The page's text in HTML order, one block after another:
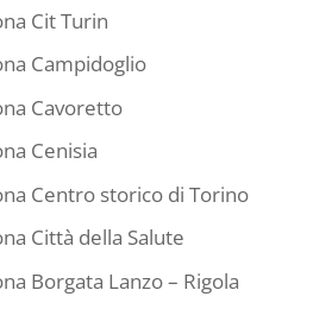
Cit Turin
Campidoglio
Cavoretto
Cenisia
Centro storico di Torino
Città della Salute
Borgata Lanzo – Rigola